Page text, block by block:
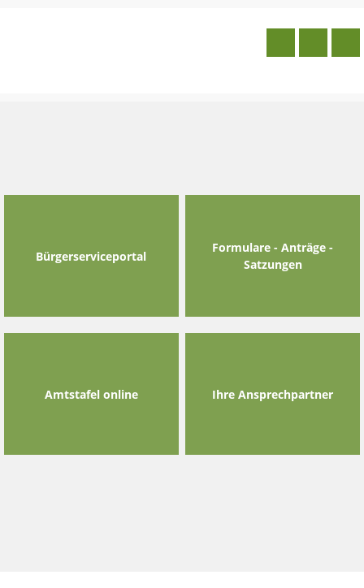
Bürgerserviceportal
Formulare - Anträge -
Satzungen
Amtstafel online Ihre Ansprechpartner